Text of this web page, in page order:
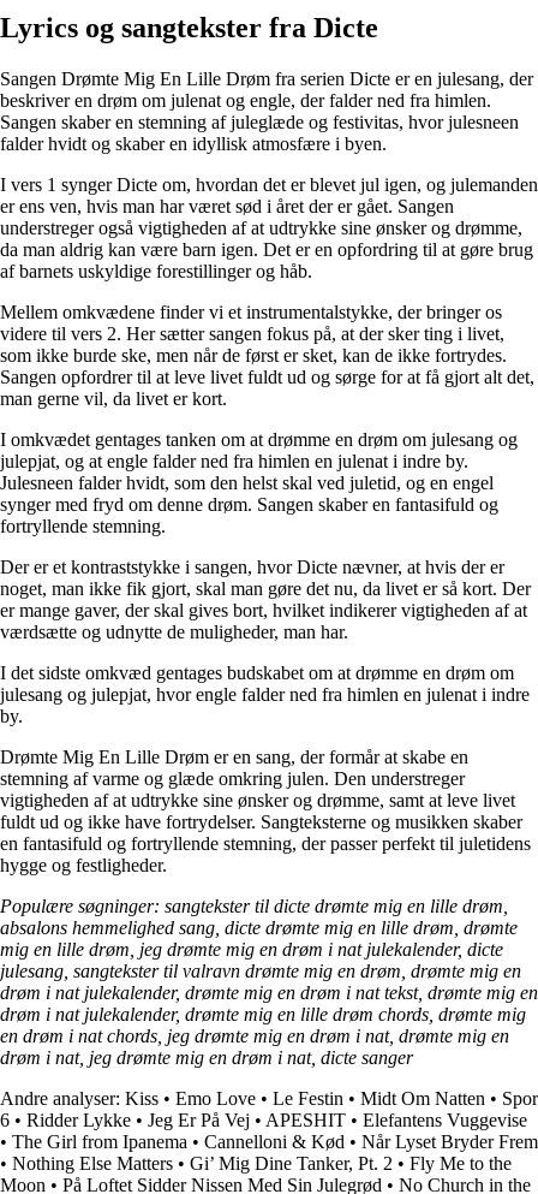
Lyrics og sangtekster fra Dicte
Sangen Drømte Mig En Lille Drøm fra serien Dicte er en julesang, der
beskriver en drøm om julenat og engle, der falder ned fra himlen.
Sangen skaber en stemning af juleglæde og festivitas, hvor julesneen
falder hvidt og skaber en idyllisk atmosfære i byen.
I vers 1 synger Dicte om, hvordan det er blevet jul igen, og julemanden
er ens ven, hvis man har været sød i året der er gået. Sangen
understreger også vigtigheden af at udtrykke sine ønsker og drømme,
da man aldrig kan være barn igen. Det er en opfordring til at gøre brug
af barnets uskyldige forestillinger og håb.
Mellem omkvædene finder vi et instrumentalstykke, der bringer os
videre til vers 2. Her sætter sangen fokus på, at der sker ting i livet,
som ikke burde ske, men når de først er sket, kan de ikke fortrydes.
Sangen opfordrer til at leve livet fuldt ud og sørge for at få gjort alt det,
man gerne vil, da livet er kort.
I omkvædet gentages tanken om at drømme en drøm om julesang og
julepjat, og at engle falder ned fra himlen en julenat i indre by.
Julesneen falder hvidt, som den helst skal ved juletid, og en engel
synger med fryd om denne drøm. Sangen skaber en fantasifuld og
fortryllende stemning.
Der er et kontraststykke i sangen, hvor Dicte nævner, at hvis der er
noget, man ikke fik gjort, skal man gøre det nu, da livet er så kort. Der
er mange gaver, der skal gives bort, hvilket indikerer vigtigheden af at
værdsætte og udnytte de muligheder, man har.
I det sidste omkvæd gentages budskabet om at drømme en drøm om
julesang og julepjat, hvor engle falder ned fra himlen en julenat i indre
by.
Drømte Mig En Lille Drøm er en sang, der formår at skabe en
stemning af varme og glæde omkring julen. Den understreger
vigtigheden af at udtrykke sine ønsker og drømme, samt at leve livet
fuldt ud og ikke have fortrydelser. Sangteksterne og musikken skaber
en fantasifuld og fortryllende stemning, der passer perfekt til juletidens
hygge og festligheder.
Populære søgninger: sangtekster til dicte drømte mig en lille drøm,
absalons hemmelighed sang, dicte drømte mig en lille drøm, drømte
mig en lille drøm, jeg drømte mig en drøm i nat julekalender, dicte
julesang, sangtekster til valravn drømte mig en drøm, drømte mig en
drøm i nat julekalender, drømte mig en drøm i nat tekst, drømte mig en
drøm i nat julekalender, drømte mig en lille drøm chords, drømte mig
en drøm i nat chords, jeg drømte mig en drøm i nat, drømte mig en
drøm i nat, jeg drømte mig en drøm i nat, dicte sanger
Andre analyser: Kiss • Emo Love • Le Festin • Midt Om Natten • Spor
6 • Ridder Lykke • Jeg Er På Vej • APESHIT • Elefantens Vuggevise
• The Girl from Ipanema • Cannelloni & Kød • Når Lyset Bryder Frem
• Nothing Else Matters • Gi’ Mig Dine Tanker, Pt. 2 • Fly Me to the
Moon • På Loftet Sidder Nissen Med Sin Julegrød • No Church in the